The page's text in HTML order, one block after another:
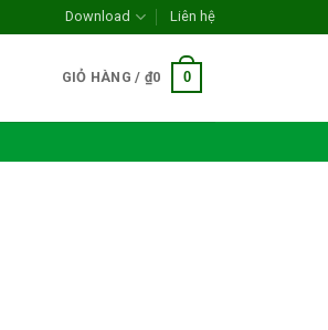
Download Liên hệ
GIỎ HÀNG / ₫0 0